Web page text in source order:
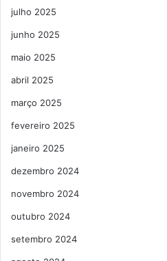
julho 2025
junho 2025
maio 2025
abril 2025
março 2025
fevereiro 2025
janeiro 2025
dezembro 2024
novembro 2024
outubro 2024
setembro 2024